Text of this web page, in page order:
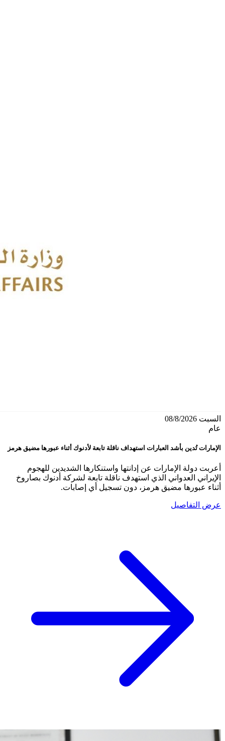
السبت 08/8/2026
عام
الإمارات تُدين بأشد العبارات استهداف ناقلة تابعة لأدنوك أثناء عبورها مضيق هرمز
أعربت دولة الإمارات عن إدانتها واستنكارها الشديدين للهجوم
الإيراني العدواني الذي استهدف ناقلة تابعة لشركة أدنوك بصاروخ
أثناء عبورها مضيق هرمز، دون تسجيل أي إصابات.
عرض التفاصيل